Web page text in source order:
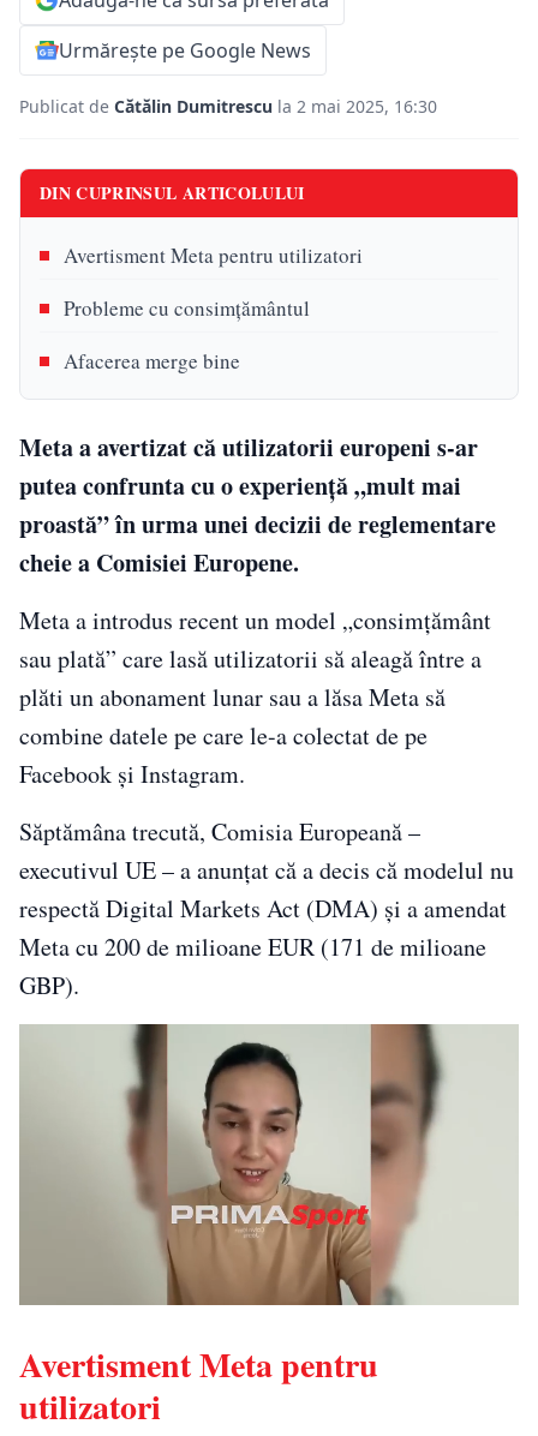
Urmărește pe Google News
Publicat de Cătălin Dumitrescu la 2 mai 2025, 16:30
DIN CUPRINSUL ARTICOLULUI
Avertisment Meta pentru utilizatori
Probleme cu consimțământul
Afacerea merge bine
Meta a avertizat că utilizatorii europeni s-ar
putea confrunta cu o experiență „mult mai
proastă” în urma unei decizii de reglementare
cheie a Comisiei Europene.
Meta a introdus recent un model „consimțământ
sau plată” care lasă utilizatorii să aleagă între a
plăti un abonament lunar sau a lăsa Meta să
combine datele pe care le-a colectat de pe
Facebook și Instagram.
Săptămâna trecută, Comisia Europeană –
executivul UE – a anunțat că a decis că modelul nu
respectă Digital Markets Act (DMA) și a amendat
Meta cu 200 de milioane EUR (171 de milioane
GBP).
Avertisment Meta pentru
utilizatori